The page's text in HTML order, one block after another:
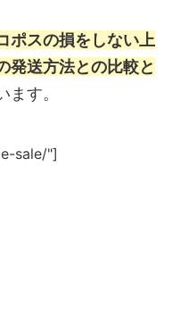
ポスの損をしない上
発送方法との比較と
す。
sale/"]